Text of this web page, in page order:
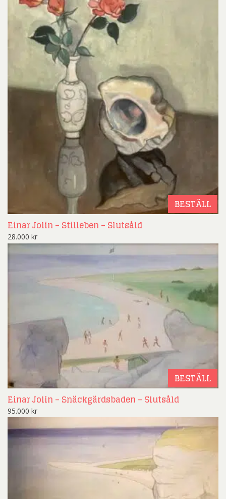
BESTÄLL
Einar Jolin – Stilleben – Slutsåld
28.000 kr
BESTÄLL
Einar Jolin – Snäckgärdsbaden – Slutsåld
95.000 kr